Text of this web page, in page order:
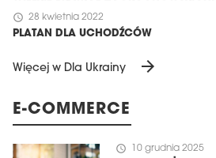
schedule 28 kwietnia 2022
PLATAN DLA UCHODŹCÓW
Więcej w Dla Ukrainy arrow_forward
E-COMMERCE
schedule 10 grudnia 2025